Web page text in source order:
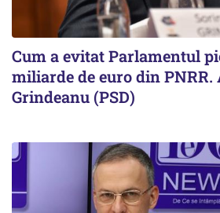
Cum a evitat Parlamentul
miliarde de euro din
Grindeanu (PSD)